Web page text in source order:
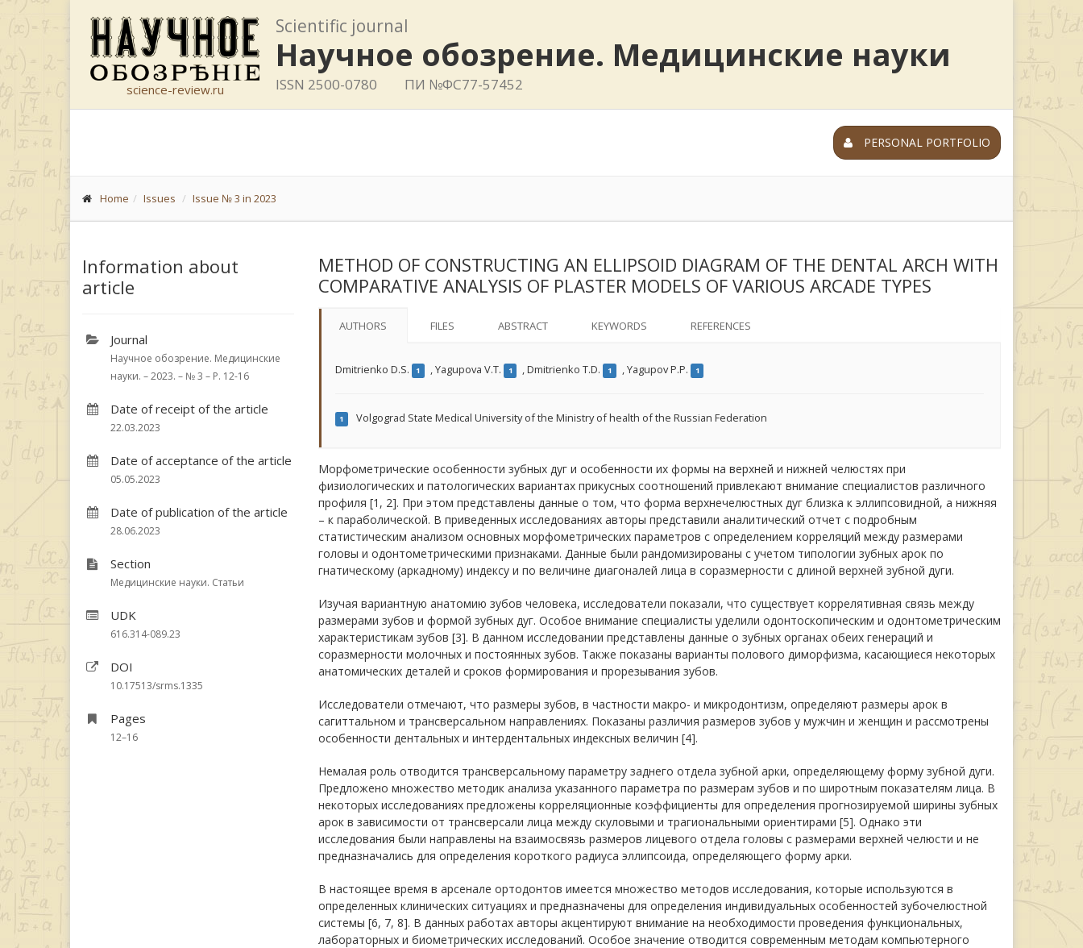
science-review.ru
Scientific journal
Научное обозрение. Медицинские науки
ISSN 2500-0780 ПИ №ФС77-57452
PERSONAL PORTFOLIO
Home Issues Issue № 3 in 2023
Information about
article
Journal
Научное обозрение. Медицинские
науки. – 2023. – № 3 – P. 12-16
Date of receipt of the article
22.03.2023
Date of acceptance of the article
05.05.2023
Date of publication of the article
28.06.2023
Section
Медицинские науки. Статьи
UDK
616.314-089.23
DOI
10.17513/srms.1335
Pages
12–16
METHOD OF CONSTRUCTING AN ELLIPSOID DIAGRAM OF THE DENTAL ARCH WITH
COMPARATIVE ANALYSIS OF PLASTER MODELS OF VARIOUS ARCADE TYPES
AUTHORS FILES ABSTRACT KEYWORDS REFERENCES
Dmitrienko D.S. 1 ,Yagupova V.T. 1 ,Dmitrienko T.D. 1 ,Yagupov P.P. 1
1 Volgograd State Medical University of the Ministry of health of the Russian Federation
Морфометрические особенности зубных дуг и особенности их формы на верхней и нижней челюстях при
физиологических и патологических вариантах прикусных соотношений привлекают внимание специалистов различного
профиля [1, 2]. При этом представлены данные о том, что форма верхнечелюстных дуг близка к эллипсовидной, а нижняя
– к параболической. В приведенных исследованиях авторы представили аналитический отчет с подробным
статистическим анализом основных морфометрических параметров с определением корреляций между размерами
головы и одонтометрическими признаками. Данные были рандомизированы с учетом типологии зубных арок по
гнатическому (аркадному) индексу и по величине диагоналей лица в соразмерности с длиной верхней зубной дуги.
Изучая вариантную анатомию зубов человека, исследователи показали, что существует коррелятивная связь между
размерами зубов и формой зубных дуг. Особое внимание специалисты уделили одонтоскопическим и одонтометрическим
характеристикам зубов [3]. В данном исследовании представлены данные о зубных органах обеих генераций и
соразмерности молочных и постоянных зубов. Также показаны варианты полового диморфизма, касающиеся некоторых
анатомических деталей и сроков формирования и прорезывания зубов.
Исследователи отмечают, что размеры зубов, в частности макро- и микродонтизм, определяют размеры арок в
сагиттальном и трансверсальном направлениях. Показаны различия размеров зубов у мужчин и женщин и рассмотрены
особенности дентальных и интердентальных индексных величин [4].
Немалая роль отводится трансверсальному параметру заднего отдела зубной арки, определяющему форму зубной дуги.
Предложено множество методик анализа указанного параметра по размерам зубов и по широтным показателям лица. В
некоторых исследованиях предложены корреляционные коэффициенты для определения прогнозируемой ширины зубных
арок в зависимости от трансверсали лица между скуловыми и трагиональными ориентирами [5]. Однако эти
исследования были направлены на взаимосвязь размеров лицевого отдела головы с размерами верхней челюсти и не
предназначались для определения короткого радиуса эллипсоида, определяющего форму арки.
В настоящее время в арсенале ортодонтов имеется множество методов исследования, которые используются в
определенных клинических ситуациях и предназначены для определения индивидуальных особенностей зубочелюстной
системы [6, 7, 8]. В данных работах авторы акцентируют внимание на необходимости проведения функциональных,
лабораторных и биометрических исследований. Особое значение отводится современным методам компьютерного